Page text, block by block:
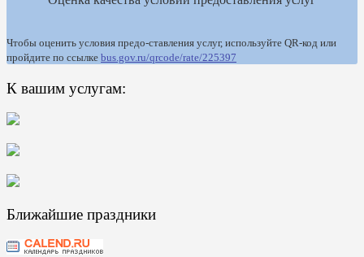
Чтобы оценить условия предо-ставления услуг, используйте QR-код или
пройдите по ссылке bus.gov.ru/qrcode/rate/225397
К вашим услугам:
Ближайшие праздники